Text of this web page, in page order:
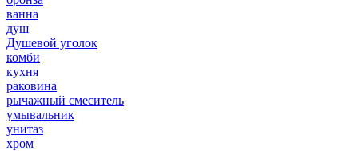
ванна
душ
Душевой уголок
комби
кухня
раковина
рычажный смеситель
умывальник
унитаз
хром